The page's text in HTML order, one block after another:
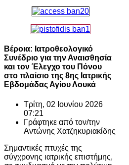
Βέροια: Ιατροθεολογικό
Συνέδριο για την Αναισθησία
και τον Έλεγχο του Πόνου
στο πλαίσιο της 8ης Ιατρικής
Εβδομάδας Αγίου Λουκά
Τρίτη, 02 Ιουνίου 2026
07:21
Γράφτηκε από τον/την
Αντώνης Χατζηκυριακίδης
Σημαντικές πτυχές της
σύγχρονης ιατρικής επιστήμης,